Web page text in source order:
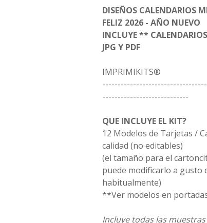
DISEÑOS CALENDARIOS
FELIZ 2026 - AÑO NUEVO
INCLUYE **
JPG Y PDF
IMPRIMIKITS®
----------------------------
QUE INCLUYE EL KIT?
12 Modelos de Tarjetas /
calidad (no editables)
(el tamaño para el
puede modificarlo a gusto
habitualmente)
**Ver modelos en
Incluye todas las